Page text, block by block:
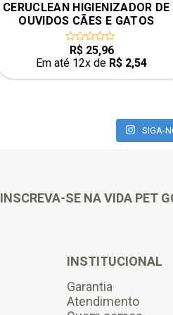
COLIRIO UCB VET 15ML PARA
CÃES E GATOS
0
out
of
5
R$30,33
Em até 12x de R$ 2,96
SIGA-
INSCREVA-SE NA VIDA PET
INSTITUCIONAL
Garantia
Atendimento